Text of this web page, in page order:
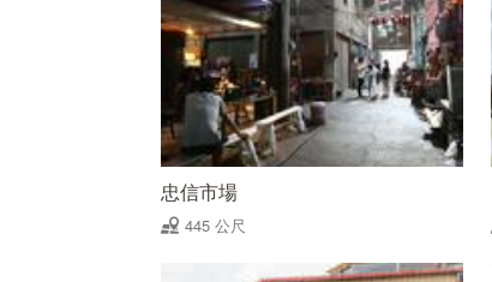
忠信市場
445 公尺